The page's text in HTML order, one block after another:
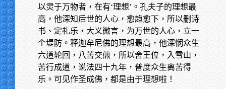
以灵于万物者，在有‘理想’。孔夫子的理想最
高，他深知后世的人心，愈趋愈下，所以删诗
书、定礼乐，大义微言，为万世的人心，立一
个堤防。释迦牟尼佛的理想最高，他深悯众生
六道轮回，八苦交煎，所以舍王位，入雪山，
苦行成道，说法四十九年，普度众生离苦得
乐。可见作圣成佛，都是由于理想啦！